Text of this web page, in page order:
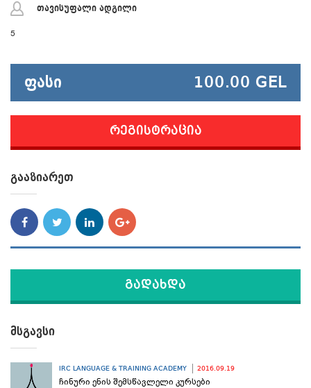
თავისუფალი ადგილი
5
Ფასი 100.00 GEL
Რეგისტრაცია
Გააზიარეთ
Გადახდა
Მსგავსი
IRC LANGUAGE & TRAINING ACADEMY 2016.09.19
ჩინური ენის შემსწავლელი კურსები